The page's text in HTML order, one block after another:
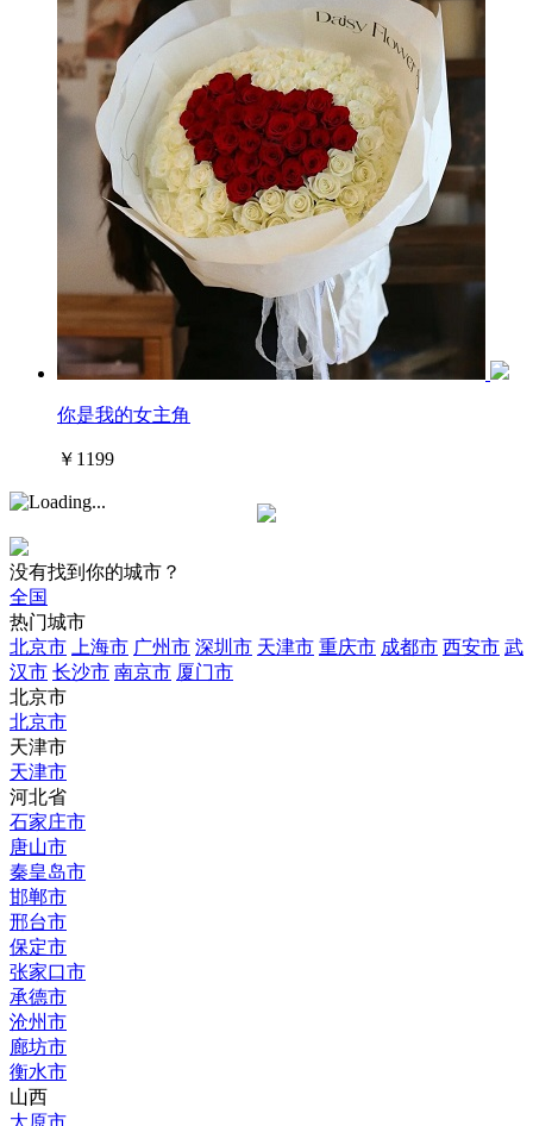
你是我的女主角
￥1199
没有找到你的城市？
全国
热门城市
北京市
上海市 广州市 深圳市 天津市 重庆市 成都市 西安市 武
汉市 长沙市 南京市 厦门市
北京市
北京市
天津市
天津市
河北省
石家庄市
唐山市
秦皇岛市
邯郸市
邢台市
保定市
张家口市
承德市
沧州市
廊坊市
衡水市
山西
太原市